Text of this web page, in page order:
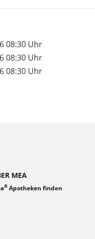
08:30 Uhr
08:30 Uhr
08:30 Uhr
MEA
® Apotheken finden